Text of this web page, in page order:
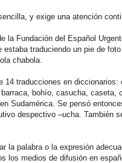
y exige una atención
la Fundación del Español
estaba traduciendo un pie de
chabola.
14 traducciones en
bohío, casucha, caseta,
Sudamérica. Se pensó
despectivo –ucha. También
la palabra o la expresión
los medios de difusión en